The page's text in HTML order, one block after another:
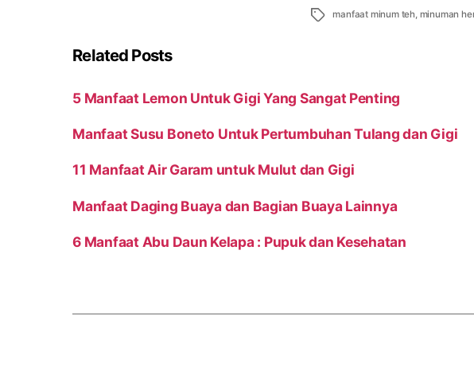
Tags manfaat minum teh, minuman
Related Posts
5 Manfaat Lemon Untuk Gigi Yang Sangat Penting
Manfaat Susu Boneto Untuk Pertumbuhan Tulang dan Gigi
11 Manfaat Air Garam untuk Mulut dan Gigi
Manfaat Daging Buaya dan Bagian Buaya Lainnya
6 Manfaat Abu Daun Kelapa : Pupuk dan Kesehatan